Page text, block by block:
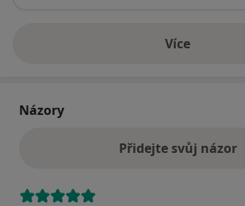
Víceo adrese
Názory
Přidejte svůj názor